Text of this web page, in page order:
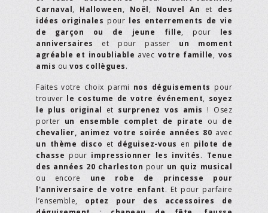
Carnaval, Halloween, Noël, Nouvel An et des
idées originales pour les enterrements de vie
de garçon ou de jeune fille, pour les
anniversaires et pour passer un moment
agréable et inoubliable avec votre famille, vos
amis ou vos collègues.
Faites votre choix parmi nos déguisements pour
trouver le costume de votre événement, soyez
le plus original et surprenez vos amis ! Osez
porter un ensemble complet de pirate ou de
chevalier, animez votre soirée années 80 avec
un thème disco et déguisez-vous en pilote de
chasse pour impressionner les invités. Tenue
des années 20 charleston pour un quiz musical
ou encore une robe de princesse pour
l'anniversaire de votre enfant. Et pour parfaire
l’ensemble, optez pour des accessoires de